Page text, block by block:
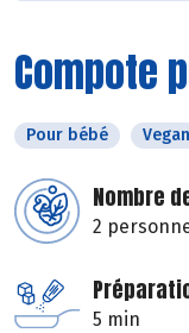
Compote
Pour bébé Vegan
Nombre
2
5 min